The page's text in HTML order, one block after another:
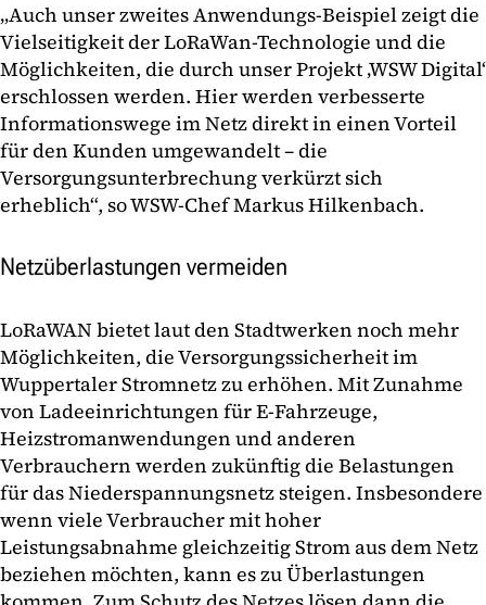
„Auch unser zweites Anwendungs-Beispiel zeigt die
Vielseitigkeit der LoRaWan-Technologie und die
Möglichkeiten, die durch unser Projekt ‚WSW Digital‘
erschlossen werden. Hier werden verbesserte
Informationswege im Netz direkt in einen Vorteil
für den Kunden umgewandelt – die
Versorgungsunterbrechung verkürzt sich
erheblich“, so WSW-Chef Markus Hilkenbach.
Netzüberlastungen vermeiden
LoRaWAN bietet laut den Stadtwerken noch mehr
Möglichkeiten, die Versorgungssicherheit im
Wuppertaler Stromnetz zu erhöhen. Mit Zunahme
von Ladeeinrichtungen für E-Fahrzeuge,
Heizstromanwendungen und anderen
Verbrauchern werden zukünftig die Belastungen
für das Niederspannungsnetz steigen. Insbesondere
wenn viele Verbraucher mit hoher
Leistungsabnahme gleichzeitig Strom aus dem Netz
beziehen möchten, kann es zu Überlastungen